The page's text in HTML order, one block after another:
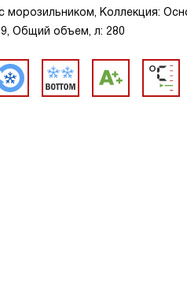
морозильником, Коллекция:
Общий объем, л: 280